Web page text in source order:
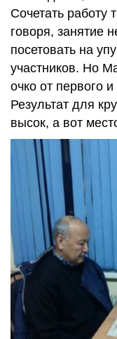
Сочетать работу
говоря, занятие
посетовать на
участников. Но
очко от первого
Результат для
высок, а вот